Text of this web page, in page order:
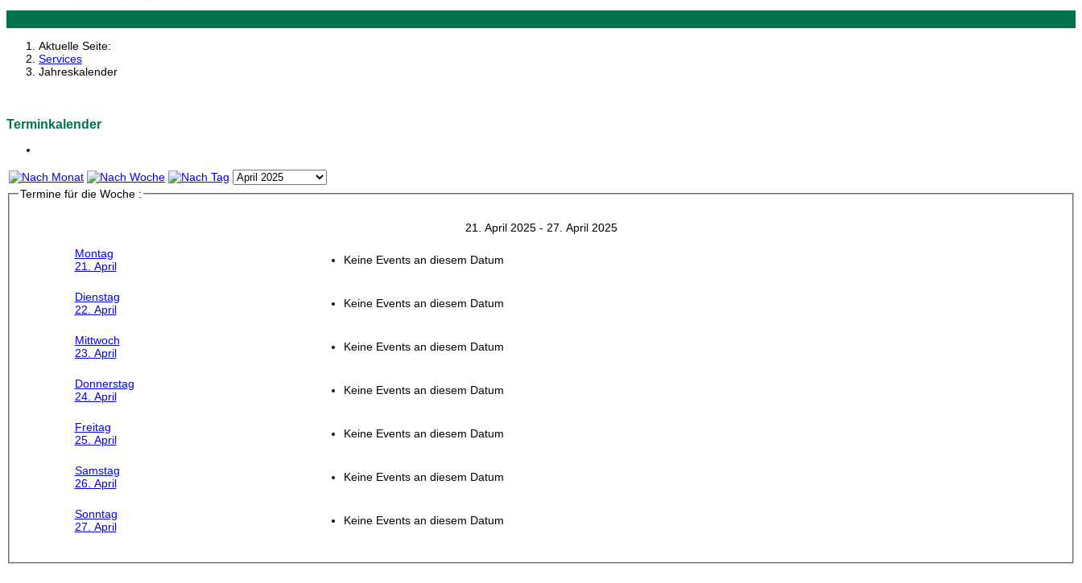
Aktuelle Seite:
Services
Jahreskalender
Terminkalender
Termine für die Woche :
21. April 2025 - 27. April 2025
Montag
21. April
Keine Events an diesem Datum
Dienstag
22. April
Keine Events an diesem Datum
Mittwoch
23. April
Keine Events an diesem Datum
Donnerstag
24. April
Keine Events an diesem Datum
Freitag
25. April
Keine Events an diesem Datum
Samstag
26. April
Keine Events an diesem Datum
Sonntag
27. April
Keine Events an diesem Datum